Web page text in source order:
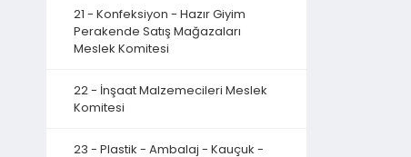
21 - Konfeksiyon - Hazır Giyim
Perakende Satış Mağazaları
Meslek Komitesi
22 - İnşaat Malzemecileri Meslek
Komitesi
23 - Plastik - Ambalaj - Kauçuk -